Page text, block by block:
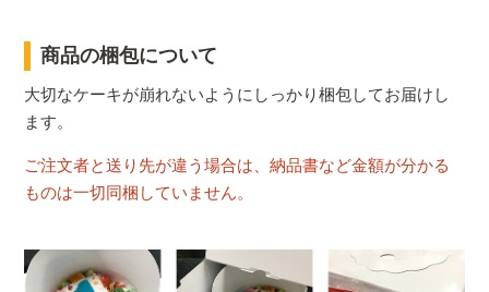
商品の梱包について
大切なケーキが崩れないようにしっかり梱包してお届けし
ます。
ご注文者と送り先が違う場合は、納品書など金額が分かる
ものは一切同梱していません。